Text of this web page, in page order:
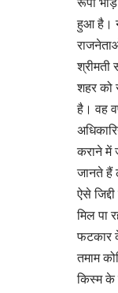
रूपी
हुआ है।
श्रीमती
शहर को
है। वह
कराने में
जानते हैं
ऐसे
मिल पा
फटकार
तमाम
किस्म के